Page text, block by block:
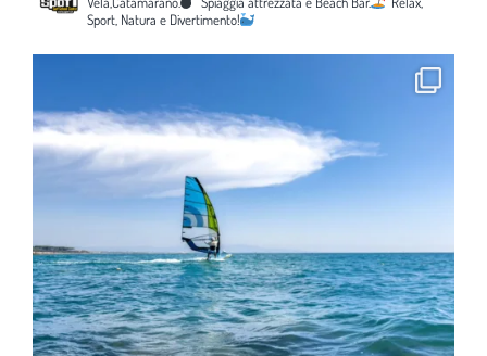
Sport, Natura e Divertimento!